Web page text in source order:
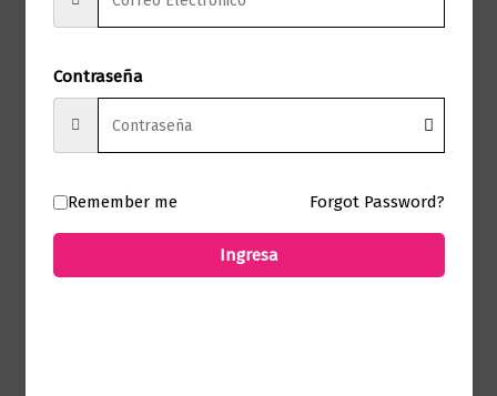
Sello
Formato
Presentación
No hay valoraciones aún.
Solo los usuarios registrados que hayan
Contraseña
Remember me Forgot Password?
Ingresa